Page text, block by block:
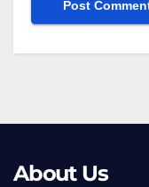
About Us